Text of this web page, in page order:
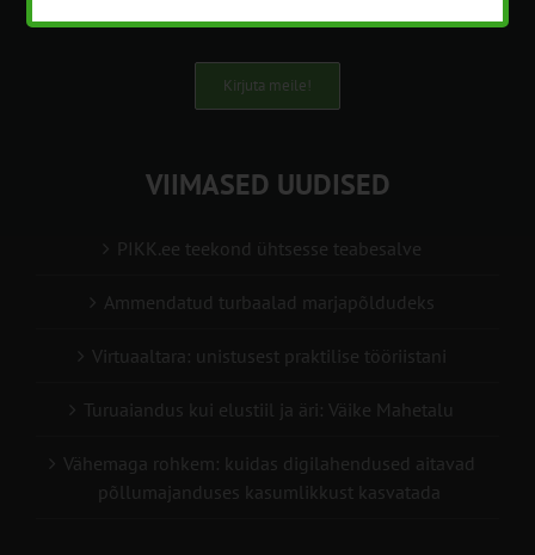
Kirjuta meile!
VIIMASED UUDISED
PIKK.ee teekond ühtsesse teabesalve
Ammendatud turbaalad marjapõldudeks
Virtuaaltara: unistusest praktilise tööriistani
Turuaiandus kui elustiil ja äri: Väike Mahetalu
Vähemaga rohkem: kuidas digilahendused aitavad
põllumajanduses kasumlikkust kasvatada